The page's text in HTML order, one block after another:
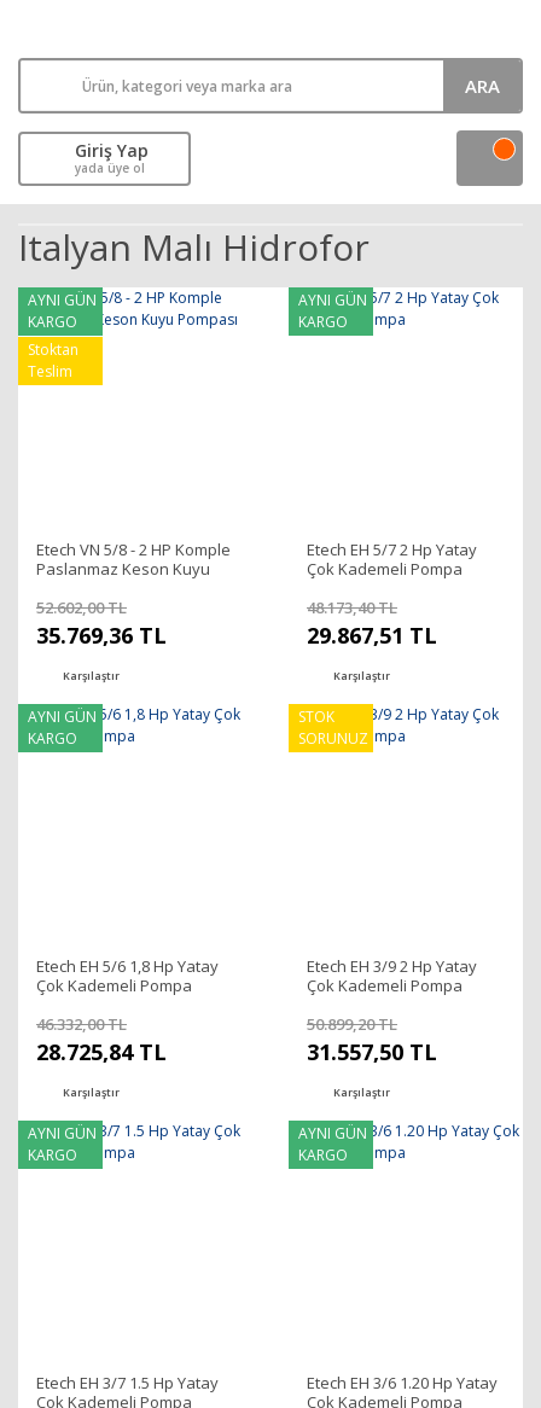
ARA
Giriş Yap
yada üye ol
Italyan Malı Hidrofor
AYNI GÜN
KARGO
Stoktan
Teslim
Etech VN 5/8 - 2 HP Komple
Paslanmaz Keson Kuyu
52.602,00 TL
35.769,36 TL
Karşılaştır
AYNI GÜN
KARGO
Etech EH 5/7 2 Hp Yatay
Çok Kademeli Pompa
48.173,40 TL
29.867,51 TL
Karşılaştır
AYNI GÜN
KARGO
Etech EH 5/6 1,8 Hp Yatay
Çok Kademeli Pompa
46.332,00 TL
28.725,84 TL
Karşılaştır
STOK
SORUNUZ
Etech EH 3/9 2 Hp Yatay
Çok Kademeli Pompa
50.899,20 TL
31.557,50 TL
Karşılaştır
AYNI GÜN
KARGO
Etech EH 3/7 1.5 Hp Yatay
Çok Kademeli Pompa
AYNI GÜN
KARGO
Etech EH 3/6 1.20 Hp Yatay
Çok Kademeli Pompa